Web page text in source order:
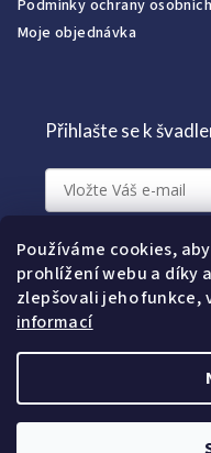
Používáme cookies,
prohlížení webu a díky
zlepšovali jeho
informací
Podmínky ochrany
Moje objednávka
Přihlašte se k